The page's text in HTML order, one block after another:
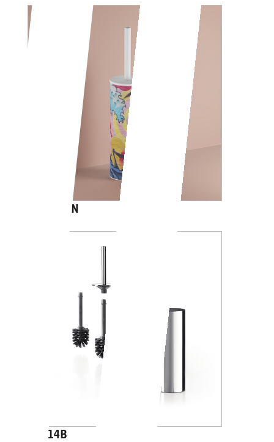
CARTOON
AV014B